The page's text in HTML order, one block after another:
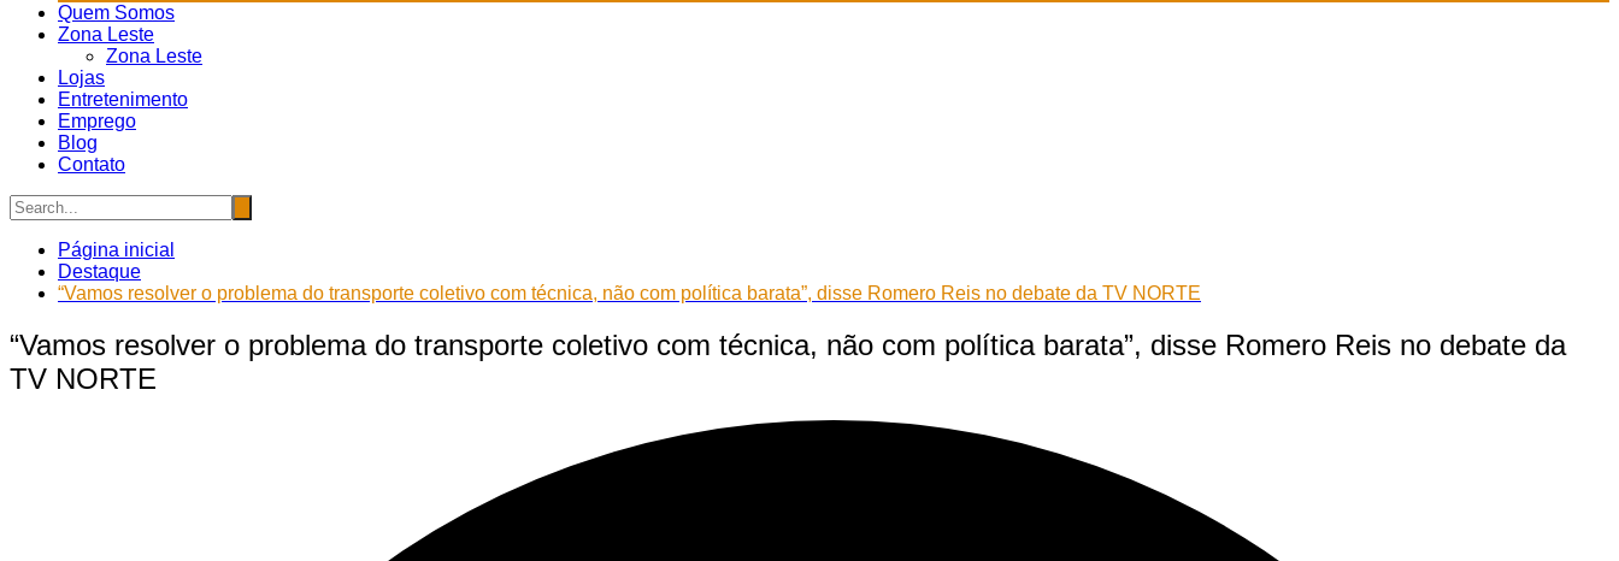
Quem Somos
Zona Leste
Zona Leste
Lojas
Entretenimento
Emprego
Blog
Contato
Página inicial
Destaque
“Vamos resolver o problema do transporte coletivo com técnica, não com política barata”, disse Romero Reis no debate da TV NORTE
“Vamos resolver o problema do transporte coletivo com técnica, não com política barata”, disse Romero Reis no debate da
TV NORTE